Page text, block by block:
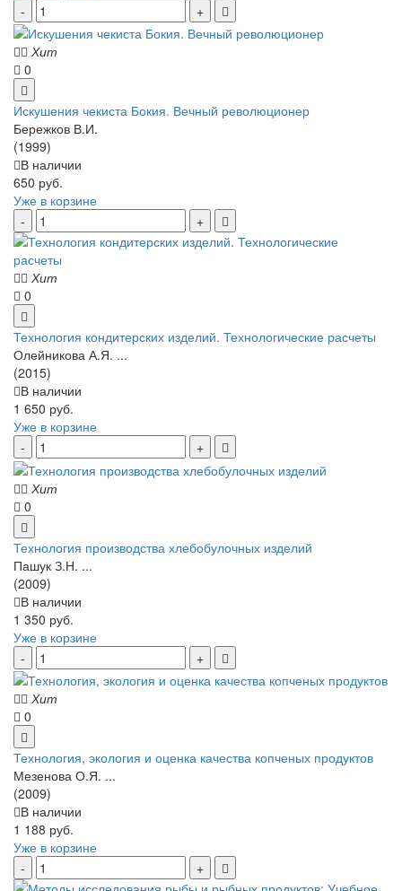
Хит
0
Искушения чекиста Бокия. Вечный революционер
Бережков В.И.
(1999)
В наличии
650 руб.
Уже в корзине
Хит
0
Технология кондитерских изделий. Технологические расчеты
Олейникова А.Я. ...
(2015)
В наличии
1 650 руб.
Уже в корзине
Хит
0
Технология производства хлебобулочных изделий
Пашук З.Н. ...
(2009)
В наличии
1 350 руб.
Уже в корзине
Хит
0
Технология, экология и оценка качества копченых продуктов
Мезенова О.Я. ...
(2009)
В наличии
1 188 руб.
Уже в корзине